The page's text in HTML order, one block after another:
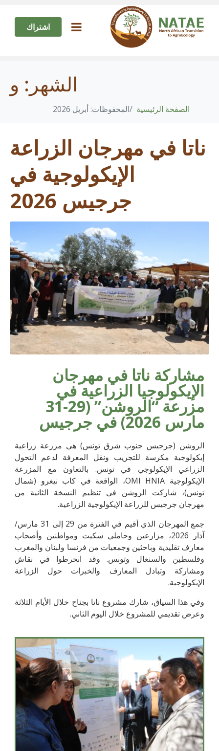
اشتراك
الشهر: و
الصفحة الرئيسية المحفوظات: أبريل 2026
ناتا في مهرجان الزراعة
الإيكولوجية في
جرجيس 2026
مشاركة ناتا في مهرجان
الإيكولوجيا الزراعية في
مزرعة “الروشن” (29-31
مارس 2026) في جرجيس
الروشن (جرجيس جنوب شرق تونس) هي مزرعة زراعية
إيكولوجية مكرسة للتجريب ونقل المعرفة لدعم التحول
الزراعي الإيكولوجي في تونس. بالتعاون مع المزرعة
الإيكولوجية OMI HNIA، الواقعة في كاب نيغرو (شمال
تونس)، شاركت الروشن في تنظيم النسخة الثانية من
مهرجان جرجيس للزراعة الإيكولوجية الزراعية.
جمع المهرجان الذي أقيم في الفترة من 29 إلى 31 مارس/
آذار 2026، مزارعين وحاملي سكيت ومواطنين وأصحاب
معارف تقليدية وباحثين وجمعيات من فرنسا ولبنان والمغرب
وفلسطين والسنغال وتونس. وقد انخرطوا في نقاش
ومشاركة وتبادل المعارف والخبرات حول الزراعة
الإيكولوجية.
وفي هذا السياق، شارك مشروع ناتا بجناح خلال الأيام الثلاثة
وعرض تقديمي للمشروع خلال اليوم الثاني.